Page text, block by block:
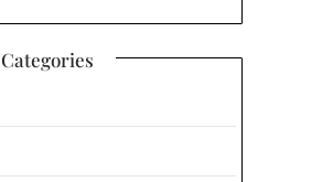
Categories